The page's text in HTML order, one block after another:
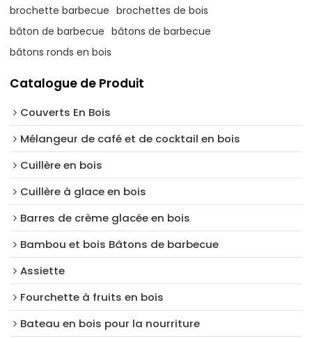
brochette barbecue brochettes de bois
bâton de barbecue bâtons de barbecue
bâtons ronds en bois
Catalogue de Produit
Couverts En Bois
Mélangeur de café et de cocktail en bois
Cuillère en bois
Cuillère à glace en bois
Barres de crème glacée en bois
Bambou et bois Bâtons de barbecue
Assiette
Fourchette à fruits en bois
Bateau en bois pour la nourriture